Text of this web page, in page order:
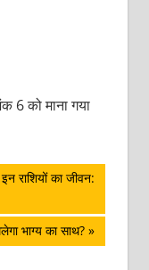
6 को माना गया
राशियों का जीवन:
भाग्य का साथ?